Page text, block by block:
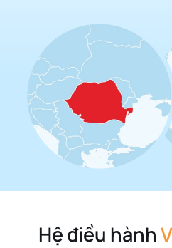
Hệ điều hành